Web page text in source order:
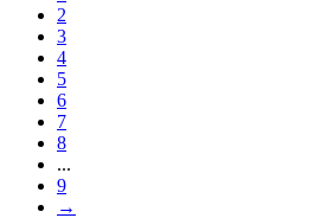
2
3
4
5
6
7
8
...
9
→